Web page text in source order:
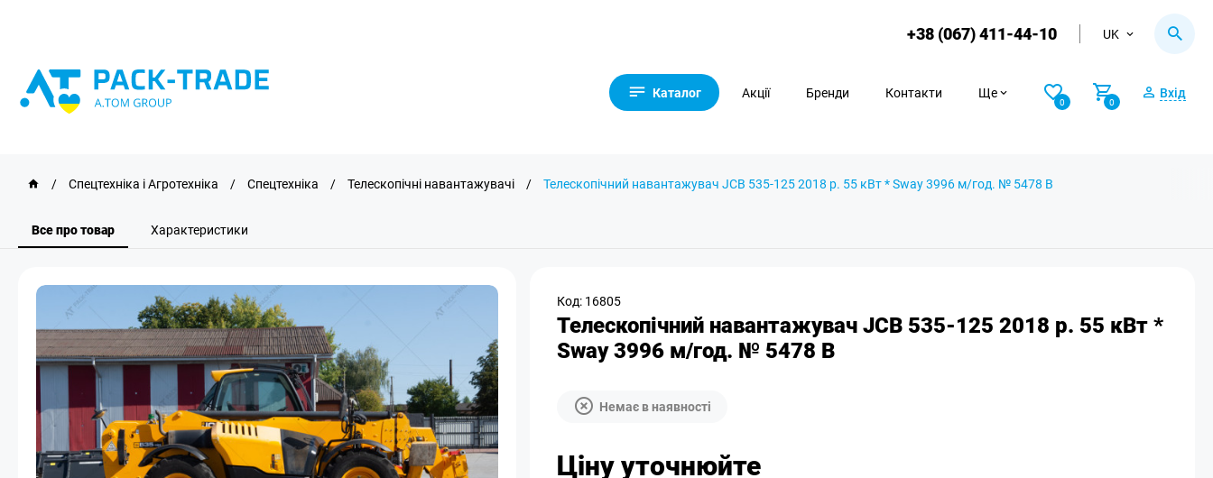
+38 (067) 411-44-10 UK
Каталог Акції Бренди Контакти Ще
0 0
Вхід
/ Спецтехніка і Агротехніка / Спецтехніка / Телескопічні навантажувачі / Телескопічний навантажувач JCB 535-125 2018 р. 55 кВт * Sway 3996 м/год. № 5478 B
Все про товар Характеристики
Код: 16805
Телескопічний навантажувач JCB 535-125 2018 р. 55 кВт *
Sway 3996 м/год. № 5478 B
Немає в наявності
Ціну уточнюйте